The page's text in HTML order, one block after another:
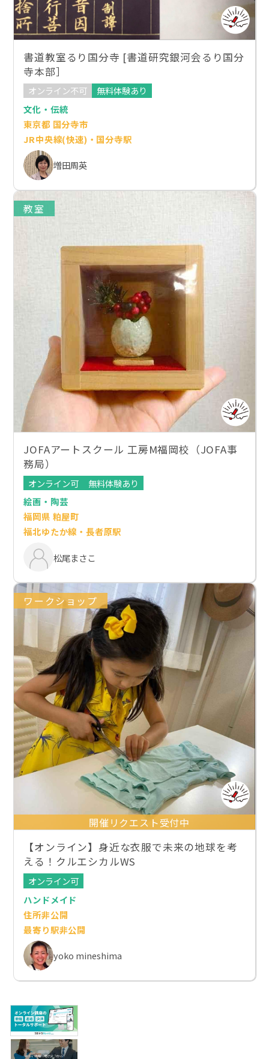
書道教室るり国分寺 [書道研究銀河会るり国分
寺本部］
オンライン不可
無料体験あり
文化・伝統
東京都 国分寺市
JR中央線(快速)・国分寺駅
増田周英
教室
JOFAアートスクール 工房M福岡校（JOFA事
務局）
オンライン可
無料体験あり
絵画・陶芸
福岡県 粕屋町
福北ゆたか線・長者原駅
松尾まさこ
ワークショップ
開催リクエスト受付中
【オンライン】身近な衣服で未来の地球を考
える！クルエシカルWS
オンライン可
ハンドメイド
住所非公開
最寄り駅非公開
yoko mineshima